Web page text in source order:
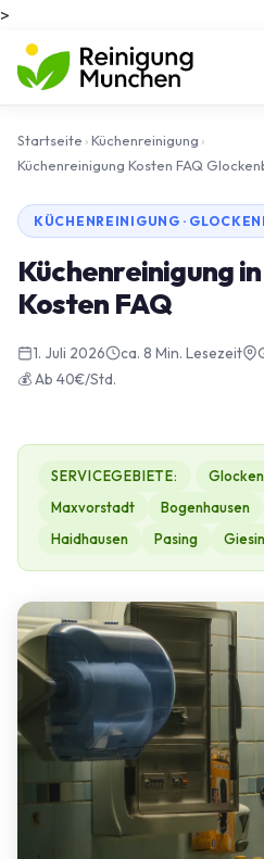
>
Startseite ›Küchenreinigung ›
Küchenreinigung Kosten FAQ
KÜCHENREINIGUNG ·
Küchenreinigung
Kosten FAQ
1. Juli 2026 ca. 8 Min. Lesezeit
💰 Ab 40€/Std.
SERVICEGEBIETE:
Maxvorstadt
Bogenhausen
Haidhausen
Pasing